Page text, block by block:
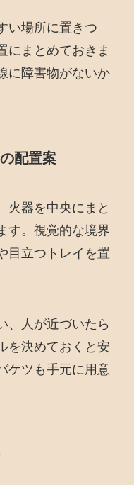
い場所に置きつ
にまとめておきま
に障害物がないか
配置案
火器を中央にまと
す。視覚的な境界
目立つトレイを置
、人が近づいたら
を決めておくと安
ケツも手元に用意